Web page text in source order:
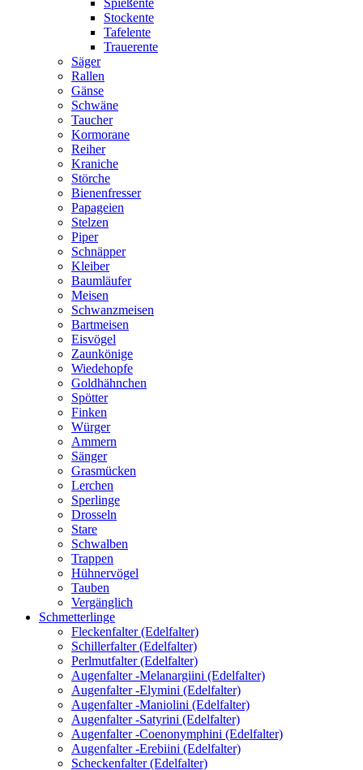
Spießente
Stockente
Tafelente
Trauerente
Säger
Rallen
Gänse
Schwäne
Taucher
Kormorane
Reiher
Kraniche
Störche
Bienenfresser
Papageien
Stelzen
Piper
Schnäpper
Kleiber
Baumläufer
Meisen
Schwanzmeisen
Bartmeisen
Eisvögel
Zaunkönige
Wiedehopfe
Goldhähnchen
Spötter
Finken
Würger
Ammern
Sänger
Grasmücken
Lerchen
Sperlinge
Drosseln
Stare
Schwalben
Trappen
Hühnervögel
Tauben
Vergänglich
Schmetterlinge
Fleckenfalter (Edelfalter)
Schillerfalter (Edelfalter)
Perlmutfalter (Edelfalter)
Augenfalter -Melanargiini (Edelfalter)
Augenfalter -Elymini (Edelfalter)
Augenfalter -Maniolini (Edelfalter)
Augenfalter -Satyrini (Edelfalter)
Augenfalter -Coenonymphini (Edelfalter)
Augenfalter -Erebiini (Edelfalter)
Scheckenfalter (Edelfalter)